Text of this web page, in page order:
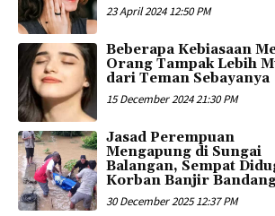
23 April 2024 12:50 PM
Beberapa Kebiasaan
Orang Tampak Lebih
dari Teman Sebayanya
15 December 2024 21:30 PM
Jasad Perempuan
Mengapung di Sungai
Balangan, Sempat
Korban Banjir
30 December 2025 12:37 PM